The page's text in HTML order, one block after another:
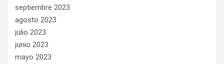
septiembre 2023
agosto 2023
julio 2023
junio 2023
mayo 2023